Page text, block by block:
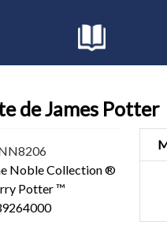
de James Potter
Noble Collection ®
Potter ™